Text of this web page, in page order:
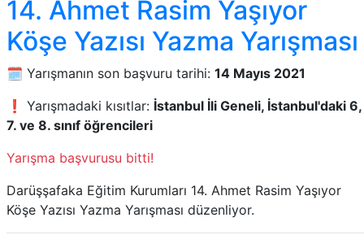
14. Ahmet Rasim Yaşıyor
Köşe Yazısı Yazma Yarışması
🗓️ Yarışmanın son başvuru tarihi: 14 Mayıs 2021
❗ Yarışmadaki kısıtlar: İstanbul İli Geneli, İstanbul'daki 6,
7. ve 8. sınıf öğrencileri
Yarışma başvurusu bitti!
Darüşşafaka Eğitim Kurumları 14. Ahmet Rasim Yaşıyor
Köşe Yazısı Yazma Yarışması düzenliyor.